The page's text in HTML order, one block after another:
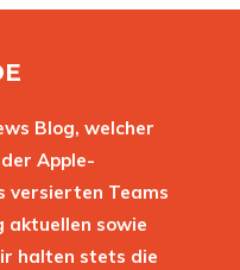
Blog, welcher
Apple-
versierten Teams
aktuellen sowie
halten stets die